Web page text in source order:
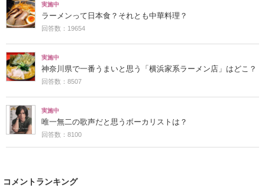
実施中
ラーメンって日本食？それとも中華料理？
回答数：19654
実施中
神奈川県で一番うまいと思う「横浜家系ラーメン店」はどこ？
回答数：8507
実施中
唯一無二の歌声だと思うボーカリストは？
回答数：8100
コメントランキング